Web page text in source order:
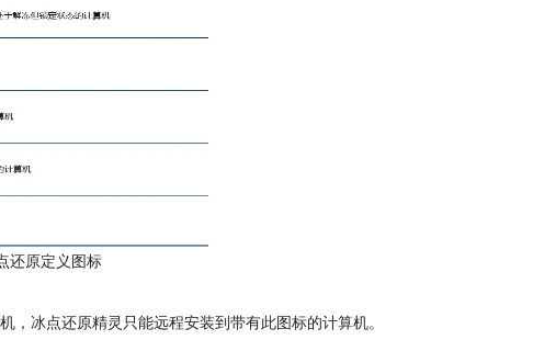
还原定义图标
，冰点还原精灵只能远程安装到带有此图标的计算机。